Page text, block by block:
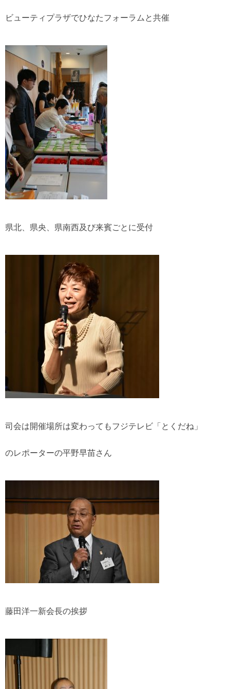
ビューティプラザでひなたフォーラムと共催
県北、県央、県南西及び来賓ごとに受付
司会は開催場所は変わってもフジテレビ「とくだね」
のレポーターの平野早苗さん
藤田洋一新会長の挨拶